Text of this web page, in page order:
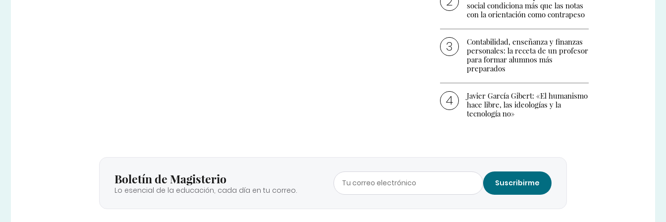
social condiciona más que las notas
con la orientación como contrapeso
Contabilidad, enseñanza y finanzas
personales: la receta de un profesor
para formar alumnos más
preparados
Javier García Gibert: «El humanismo
hace libre, las ideologías y la
tecnología no»
Boletín de Magisterio
Lo esencial de la educación, cada día en tu correo.
Suscribirme